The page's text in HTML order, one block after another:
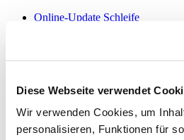
Diese Webseite verwendet
Wir verwenden Cookies, um
personalisieren, Funktionen für
Online-Update Schleife
vonrhaeusler»Mo., 08. Jul
3Antworten